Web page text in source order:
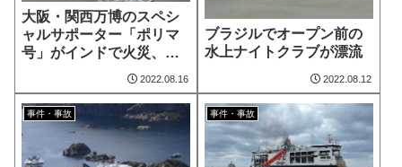
大阪・関西万博のスペシ
ャルサポーター「ポリマ
号」がインドで火災、漂
2022.08.16
ブラジルでオープン前の
水上ナイトクラブが漂流
2022.08.12
事件・事故 事件・事故